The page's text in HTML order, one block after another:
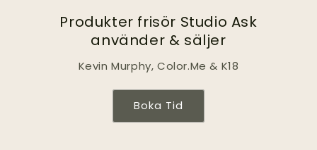
Produkter frisör Studio Ask
använder & säljer
Kevin Murphy, Color.Me & K18
Boka Tid